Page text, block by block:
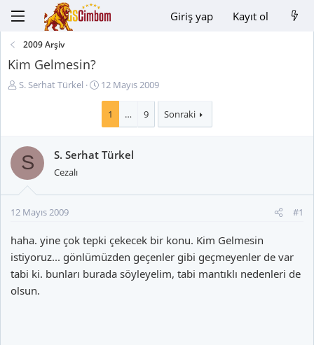
Giriş yap Kayıt ol
2009 Arşiv
Kim Gelmesin?
K
u
B
a
l
t
a
S. Serhat Türkel
B
a
l
n
ç
r
i
12 Mayıs 2009
1 … 9 Sonraki
S S. Serhat Türkel
Cezalı
12 Mayıs 2009 #1
haha. yine çok tepki çekecek bir konu. Kim Gelmesin
istiyoruz... gönlümüzden geçenler gibi geçmeyenler de var
tabi ki. bunları burada söyleyelim, tabi mantıklı nedenleri de
olsun.